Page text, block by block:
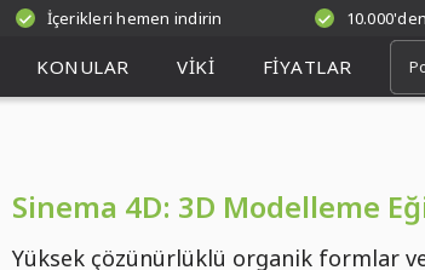
İçerikleri hemen indirin
KONULAR VIKI FIYATLAR
Sinema 4D: 3D Modelleme
Yüksek çözünürlüklü organik formlar